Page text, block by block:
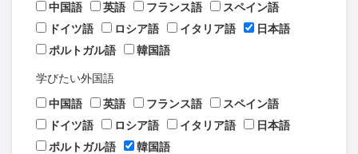
中国語
英語 フランス語
スペイン語
ドイツ語
ロシア語 イタリア語
日本語
ポルトガル語
韓国語
学びたい外国語
中国語
英語 フランス語
スペイン語
ドイツ語
ロシア語 イタリア語
日本語
ポルトガル語
韓国語